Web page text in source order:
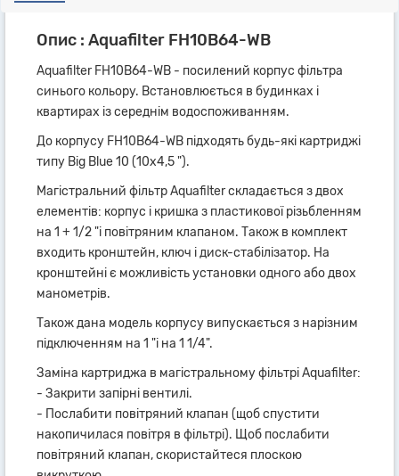
Опис : Aquafilter FH10B64-WB
Aquafilter FH10B64-WB - посилений корпус фільтра
синього кольору. Встановлюється в будинках і
квартирах із середнім водоспоживанням.
До корпусу FH10B64-WB підходять будь-які картриджі
типу Big Blue 10 (10х4,5 ").
Магістральний фільтр Aquafilter складається з двох
елементів: корпус і кришка з пластикової різьбленням
на 1 + 1/2 "і повітряним клапаном. Також в комплект
входить кронштейн, ключ і диск-стабілізатор. На
кронштейні є можливість установки одного або двох
манометрів.
Також дана модель корпусу випускається з нарізним
підключенням на 1 "і на 1 1/4".
Заміна картриджа в магістральному фільтрі Aquafilter:
- Закрити запірні вентилі.
- Послабити повітряний клапан (щоб спустити
накопичилася повітря в фільтрі). Щоб послабити
повітряний клапан, скористайтеся плоскою